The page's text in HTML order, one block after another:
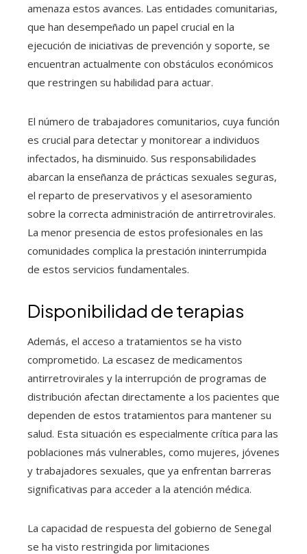
amenaza estos avances. Las entidades comunitarias,
que han desempeñado un papel crucial en la
ejecución de iniciativas de prevención y soporte, se
encuentran actualmente con obstáculos económicos
que restringen su habilidad para actuar.
El número de trabajadores comunitarios, cuya función
es crucial para detectar y monitorear a individuos
infectados, ha disminuido. Sus responsabilidades
abarcan la enseñanza de prácticas sexuales seguras,
el reparto de preservativos y el asesoramiento
sobre la correcta administración de antirretrovirales.
La menor presencia de estos profesionales en las
comunidades complica la prestación ininterrumpida
de estos servicios fundamentales.
Disponibilidad de terapias
Además, el acceso a tratamientos se ha visto
comprometido. La escasez de medicamentos
antirretrovirales y la interrupción de programas de
distribución afectan directamente a los pacientes que
dependen de estos tratamientos para mantener su
salud. Esta situación es especialmente crítica para las
poblaciones más vulnerables, como mujeres, jóvenes
y trabajadores sexuales, que ya enfrentan barreras
significativas para acceder a la atención médica.
La capacidad de respuesta del gobierno de Senegal
se ha visto restringida por limitaciones